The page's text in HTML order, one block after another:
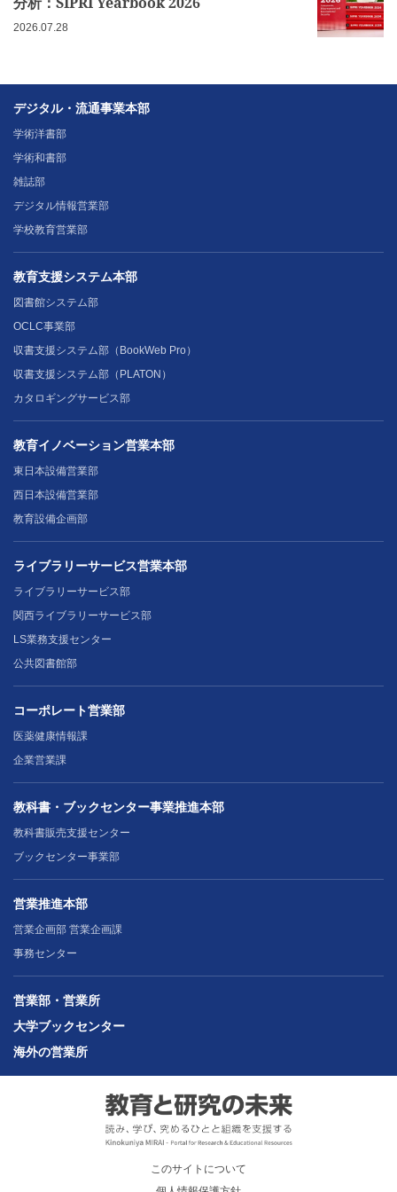
2026.07.28
デジタル・流通事業本部
学術洋書部
学術和書部
雑誌部
デジタル情報営業部
学校教育営業部
教育支援システム本部
図書館システム部
OCLC事業部
収書支援システム部（BookWeb Pro）
収書支援システム部（PLATON）
カタロギングサービス部
教育イノベーション営業本部
東日本設備営業部
西日本設備営業部
教育設備企画部
ライブラリーサービス営業本部
ライブラリーサービス部
関西ライブラリーサービス部
LS業務支援センター
公共図書館部
コーポレート営業部
医薬健康情報課
企業営業課
教科書・ブックセンター事業推進本部
教科書販売支援センター
ブックセンター事業部
営業推進本部
営業企画部 営業企画課
事務センター
営業部・営業所
大学ブックセンター
海外の営業所
このサイトについて